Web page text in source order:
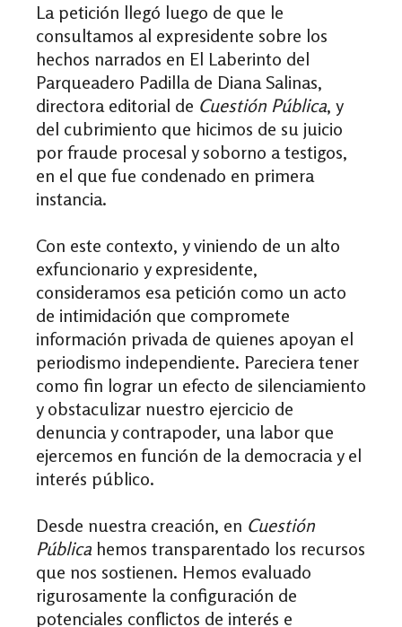
La petición llegó luego de que le
consultamos al expresidente sobre los
hechos narrados en El Laberinto del
Parqueadero Padilla de Diana Salinas,
directora editorial de Cuestión Pública, y
del cubrimiento que hicimos de su juicio
por fraude procesal y soborno a testigos,
en el que fue condenado en primera
instancia.
Con este contexto, y viniendo de un alto
exfuncionario y expresidente,
consideramos esa petición como un acto
de intimidación que compromete
información privada de quienes apoyan el
periodismo independiente. Pareciera tener
como fin lograr un efecto de silenciamiento
y obstaculizar nuestro ejercicio de
denuncia y contrapoder, una labor que
ejercemos en función de la democracia y el
interés público.
Desde nuestra creación, en Cuestión
Pública hemos transparentado los recursos
que nos sostienen. Hemos evaluado
rigurosamente la configuración de
potenciales conflictos de interés e